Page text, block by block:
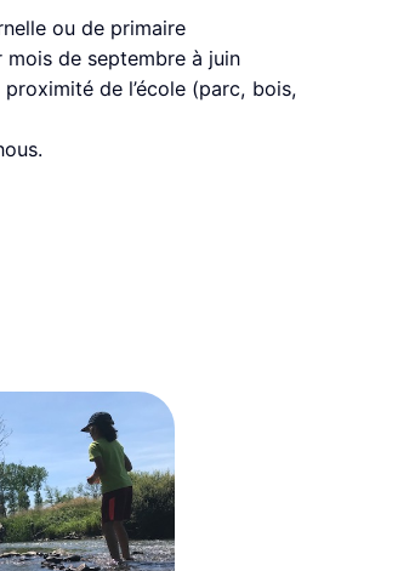
ou de primaire
mois de septembre à juin
de l’école (parc, bois,